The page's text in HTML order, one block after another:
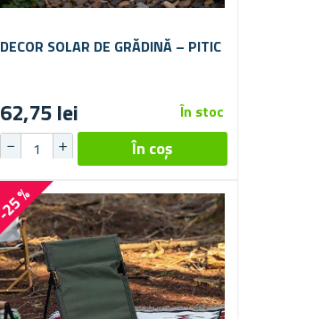
DECOR SOLAR DE GRĂDINĂ – PITIC
62,75 lei În stoc
-25 %